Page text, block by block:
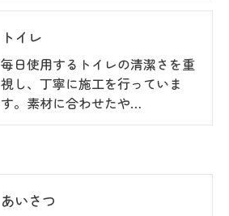
トイレ
毎日使用するトイレの清潔さを重
視し、丁寧に施工を行っていま
す。素材に合わせたや…
あいさつ